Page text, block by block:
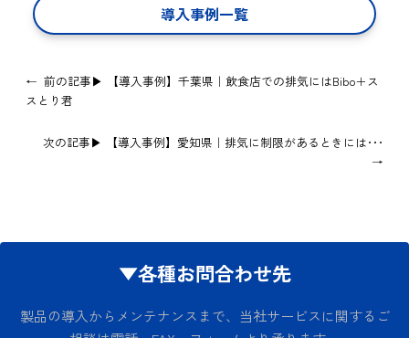
導入事例一覧
← 前の記事▶
【導入事例】千葉県｜飲食店での排気にはBibo＋ス
スとり君
次の記事▶
【導入事例】愛知県｜排気に制限があるときには･･･
→
▼各種お問合わせ先
製品の導入からメンテナンスまで、当社サービスに関するご